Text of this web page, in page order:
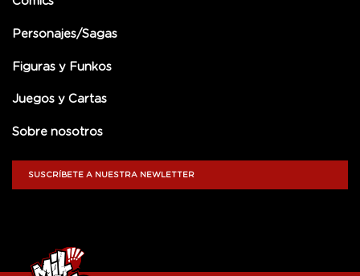
Personajes/Sagas
Figuras y Funkos
Juegos y Cartas
Sobre nosotros
SUSCRÍBETE A NUESTRA NEWLETTER